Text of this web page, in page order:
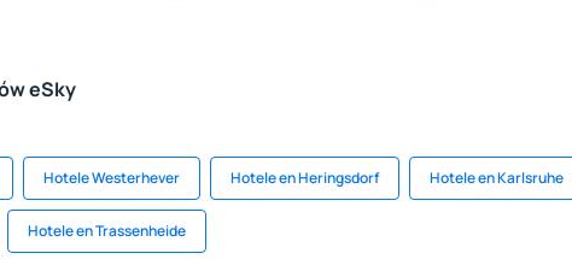
eSky
Hotele Westerhever Hotele en Heringsdorf Hotele en Karlsruhe
Hotele en Trassenheide